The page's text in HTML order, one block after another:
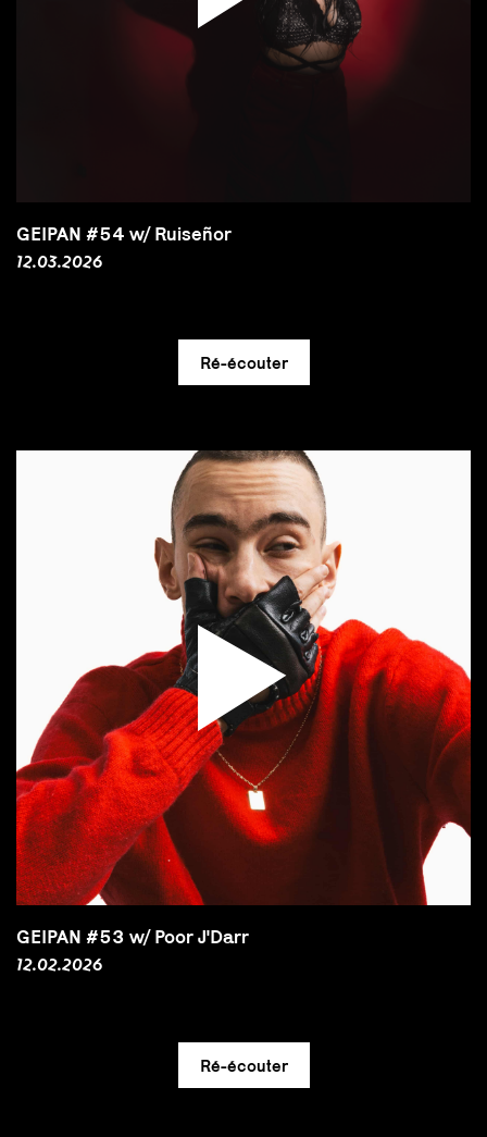
GEIPAN #54 w/ Ruiseñor
12.03.2026
GEIPAN #53 w/ Poor J'Darr
12.02.2026